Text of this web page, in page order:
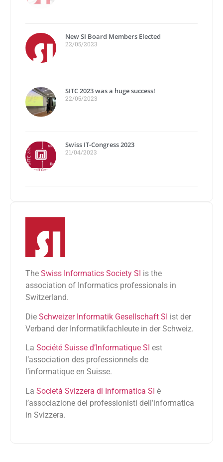
New SI Board Members Elected
22/05/2023
SITC 2023 was a huge success!
22/05/2023
Swiss IT-Congress 2023
21/04/2023
The Swiss Informatics Society SI is the
association of Informatics professionals in
Switzerland.
Die Schweizer Informatik Gesellschaft SI ist der
Verband der Informatikfachleute in der Schweiz.
La Société Suisse d’Informatique SI est
l’association des professionnels de
l’informatique en Suisse.
La Società Svizzera di Informatica SI è
l’associazione dei professionisti dell’informatica
in Svizzera.